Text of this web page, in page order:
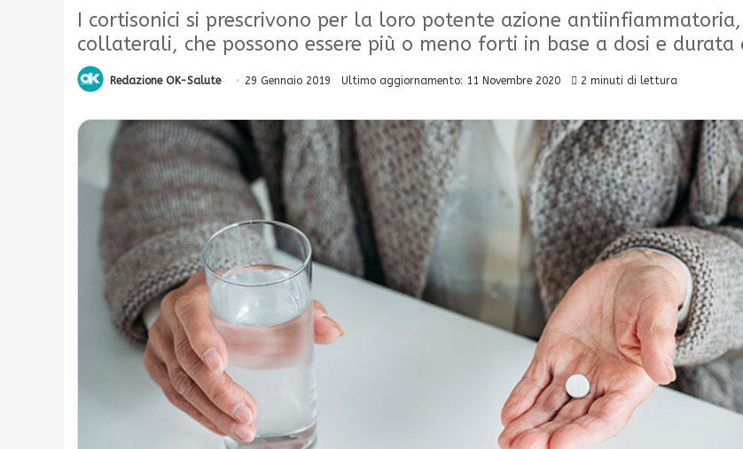
I cortisonici si prescrivono per la loro potente azione
collaterali, che possono essere più o meno forti in base a dosi e
Redazione OK-Salute 29 Gennaio 2019 Ultimo aggiornamento: 11 Novembre 2020 2 minuti di lettura